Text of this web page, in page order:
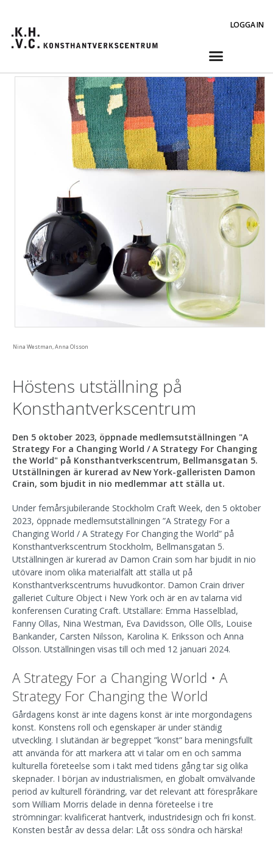
LOGGA IN
Nina Westman, Anna Olsson
Höstens utställning på
Konsthantverkscentrum
Den 5 oktober 2023, öppnade medlemsutställningen "A
Strategy For a Changing World / A Strategy For Changing
the World" på Konsthantverkscentrum, Bellmansgatan 5.
Utställningen är kurerad av New York-galleristen Damon
Crain, som bjudit in nio medlemmar att ställa ut.
Under femårsjubilerande Stockholm Craft Week, den 5 oktober
2023, öppnade medlemsutställningen ”A Strategy For a
Changing World / A Strategy For Changing the World” på
Konsthantverkscentrum Stockholm, Bellmansgatan 5.
Utställningen är kurerad av Damon Crain som har bjudit in nio
utövare inom olika materialfält att ställa ut på
Konsthantverkscentrums huvudkontor. Damon Crain driver
galleriet Culture Object i New York och är en av talarna vid
konferensen Curating Craft. Utställare: Emma Hasselblad,
Fanny Ollas, Nina Westman, Eva Davidsson, Olle Olls, Louise
Bankander, Carsten Nilsson, Karolina K. Eriksson och Anna
Olsson. Utställningen visas till och med 12 januari 2024.
A Strategy For a Changing World • A
Strategy For Changing the World
Gårdagens konst är inte dagens konst är inte morgondagens
konst. Konstens roll och egenskaper är under ständig
utveckling. I slutändan är begreppet ”konst” bara meningsfullt
att använda för att markera att vi talar om en och samma
kulturella företeelse som i takt med tidens gång tar sig olika
skepnader. I början av industrialismen, en globalt omvälvande
period av kulturell förändring, var det relevant att förespråkare
som William Morris delade in denna företeelse i tre
strömningar: kvalificerat hantverk, industridesign och fri konst.
Konsten består av dessa delar: Låt oss söndra och härska!